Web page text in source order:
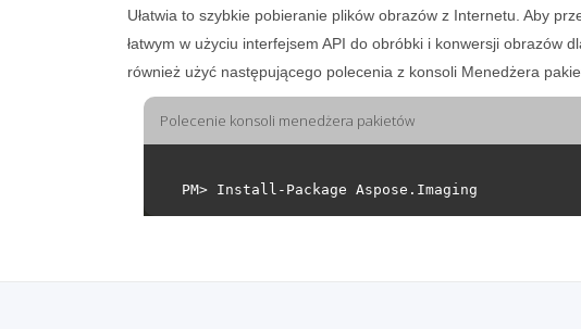
Ułatwia to szybkie pobieranie plików obrazów z Internetu. Aby
łatwym w użyciu interfejsem API do obróbki i konwersji obrazów
również użyć następującego polecenia z konsoli Menedżera
Polecenie konsoli menedżera pakietów